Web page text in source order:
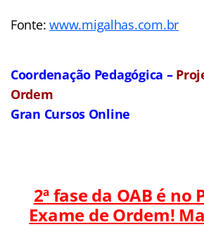
Fonte:www.migalhas.com.br
Coordenação Pedagógica –
Ordem
Gran Cursos Online
2ª fase da OAB é no
Exame de Ordem!